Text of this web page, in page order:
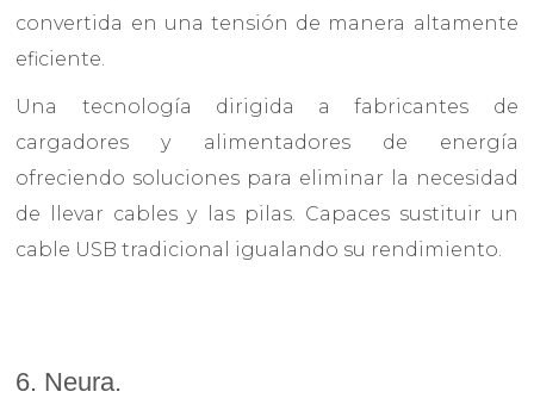
convertida en una tensión de manera altamente
eficiente.
Una tecnología dirigida a fabricantes de
cargadores y alimentadores de energía
ofreciendo soluciones para eliminar la necesidad
de llevar cables y las pilas. Capaces sustituir un
cable USB tradicional igualando su rendimiento.
6. Neura.